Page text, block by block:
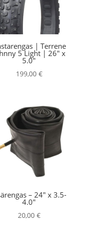
| Terrene
5 Light | 26″ x
5.0″
199,00 €
– 24″ x 3.5-
4.0″
20,00 €